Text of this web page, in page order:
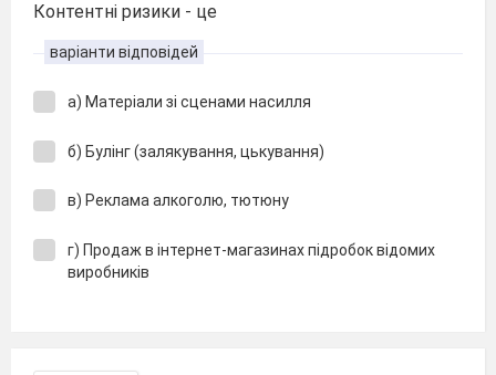
Контентні ризики - це
варіанти відповідей
а) Матеріали зі сценами насилля
б) Булінг (залякування, цькування)
в) Реклама алкоголю, тютюну
г) Продаж в інтернет-магазинах підробок відомих
виробників